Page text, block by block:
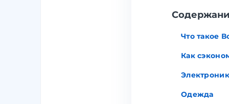
Что такое
Как
Одежда